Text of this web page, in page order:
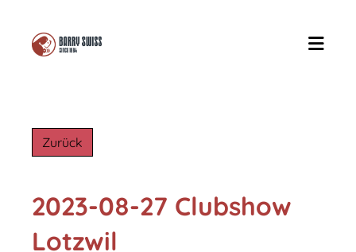
Zurück
2023-08-27 Clubshow
Lotzwil